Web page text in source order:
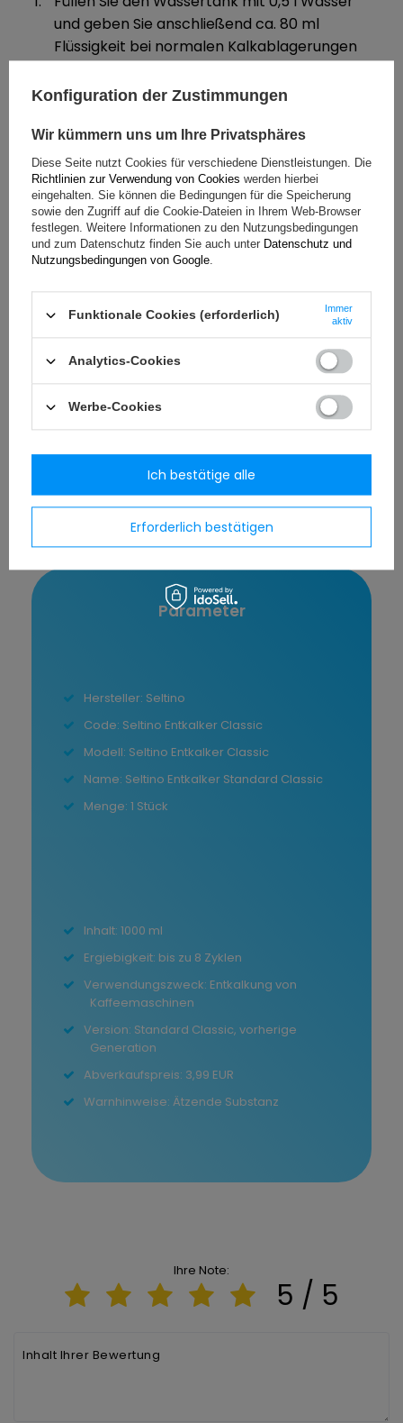
und geben Sie anschließend ca. 80 ml
Flüssigkeit bei normalen Kalkablagerungen
hinzu.
Lösung durch die Kaffeemaschine laufen.
Spülen Sie das Gerät anschließend mit
sauberem Wasser in einer Menge aus, die
dem Inhalt von zwei Wassertanks entspricht.
KOMPATIBILITÄT
Der Seltino Classic Entkalker kann gemäß den
Empfehlungen des Geräteherstellers in
Kaffeemaschinen verschiedener Marken
verwendet werden. Das Produkt eignet sich
Philips Saeco, DeLonghi, Krups, Jura, Bosch,
Nivona, Melitta und vielen weiteren Modellen, die
regelmäßig entkalkt werden müssen.
Parameter
Hersteller: Seltino
Code: Seltino Entkalker Classic
Modell: Seltino Entkalker Classic
Name: Seltino Entkalker Standard Classic
Menge: 1 Stück
Inhalt: 1000 ml
Ergiebigkeit: bis zu 8 Zyklen
Verwendungszweck: Entkalkung von
Kaffeemaschinen
Version: Standard Classic, vorherige
Generation
Abverkaufspreis: 3,99 EUR
Warnhinweise: Ätzende Substanz
Ihre Note:
5 / 5
Inhalt Ihrer Bewertung
Konfiguration der Zustimmungen
Wir kümmern uns um Ihre Privatsphäres
Diese Seite nutzt Cookies für verschiedene Dienstleistungen. Die
Richtlinien zur Verwendung von Cookies werden hierbei
eingehalten. Sie können die Bedingungen für die Speicherung
sowie den Zugriff auf die Cookie-Dateien in Ihrem Web-Browser
festlegen. Weitere Informationen zu den Nutzungsbedingungen
und zum Datenschutz finden Sie auch unter Datenschutz und
Nutzungsbedingungen von Google.
Funktionale Cookies (erforderlich)
Immer
aktiv
Analytics-Cookies
Werbe-Cookies
Erforderlich bestätigen
Ich bestätige alle